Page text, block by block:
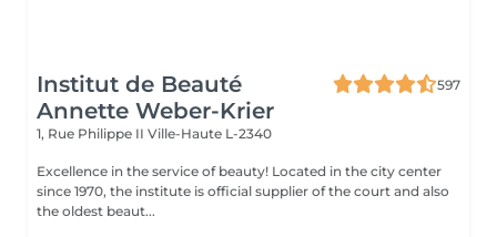
Institut de Beauté
Annette Weber-Krier
597
1, Rue Philippe II Ville-Haute L-2340
Excellence in the service of beauty! Located in the city center
since 1970, the institute is official supplier of the court and also
the oldest beaut...